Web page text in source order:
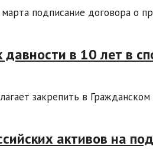
подписание договора о
в 10 лет в
закрепить в
активов на